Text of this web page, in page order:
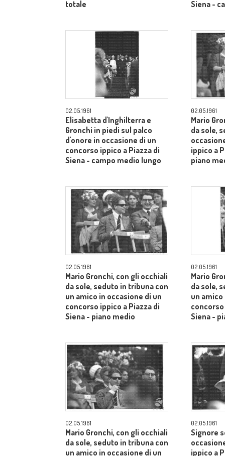
totale
Siena -
02.05.1961
Elisabetta d'Inghilterra e
Gronchi in piedi sul palco
d'onore in occasione di un
concorso ippico a Piazza di
Siena - campo medio lungo
02.05.1961
Mario
da sole,
ippico a
piano
02.05.1961
Mario Gronchi, con gli occhiali
da sole, seduto in tribuna con
un amico in occasione di un
concorso ippico a Piazza di
Siena - piano medio
02.05.1961
Mario
da sole,
un
Siena -
02.05.1961
Mario Gronchi, con gli occhiali
da sole, seduto in tribuna con
un amico in occasione di un
02.05.1961
Signore
ippico a